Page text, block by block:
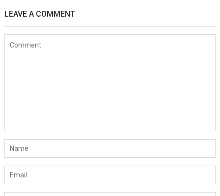
LEAVE A COMMENT